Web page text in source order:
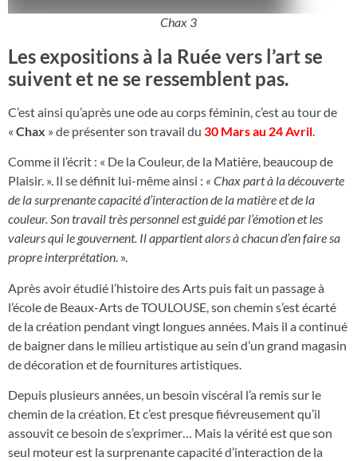
Chax 3
Les expositions à la Ruée vers l’art se
suivent et ne se ressemblent pas.
C’est ainsi qu’après une ode au corps féminin, c’est au tour de
« Chax » de présenter son travail du 30 Mars au 24 Avril.
Comme il l’écrit : « De la Couleur, de la Matière, beaucoup de
Plaisir. ». Il se définit lui-même ainsi : « Chax part à la découverte
de la surprenante capacité d’interaction de la matière et de la
couleur. Son travail très personnel est guidé par l’émotion et les
valeurs qui le gouvernent. Il appartient alors à chacun d’en faire sa
propre interprétation. ».
Après avoir étudié l’histoire des Arts puis fait un passage à
l’école de Beaux-Arts de TOULOUSE, son chemin s’est écarté
de la création pendant vingt longues années. Mais il a continué
de baigner dans le milieu artistique au sein d’un grand magasin
de décoration et de fournitures artistiques.
Depuis plusieurs années, un besoin viscéral l’a remis sur le
chemin de la création. Et c’est presque fiévreusement qu’il
assouvit ce besoin de s’exprimer… Mais la vérité est que son
seul moteur est la surprenante capacité d’interaction de la